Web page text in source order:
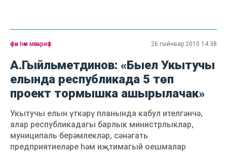
фән һәм мәгариф 26 гыйнвар 2010 14:38
А.Гыйльметдинов: «Быел Укытучы
елында республикада 5 төп
проект тормышка ашырылачак»
Укытучы елын үткәрү планында кабул ителгәнчә,
алар республикадагы барлык министрлыклар,
муниципаль берәмлекләр, сәнәгать
предприятиеләре һәм иҗтимагый оешмалар